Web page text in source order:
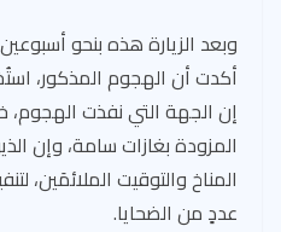
وبعد الزيارة هذه بنحو
أكدت أن الهجوم المذكور،
إن الجهة التي نفذت الهجوم،
المزودة بغازات سامة، وإن
المناخ والتوقيت الملائمَين،
عددٍ من الضحايا.